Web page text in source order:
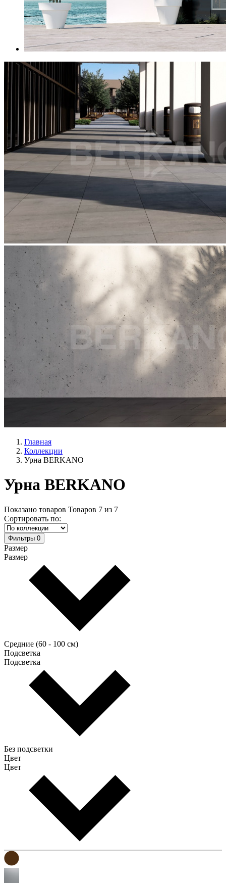
Главная
Коллекции
Урна BERKANO
Урна BERKANO
Показано товаров Товаров 7 из 7
Сортировать по:
Фильтры 0
Размер
Размер
Средние (60 - 100 см)
Подсветка
Подсветка
Без подсветки
Цвет
Цвет